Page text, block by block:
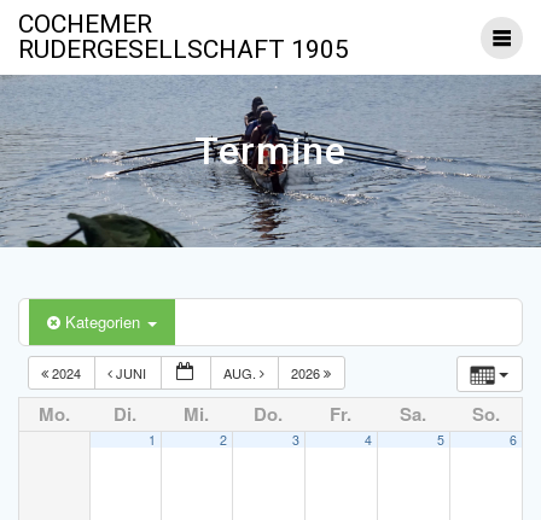
Inhalt
springen
COCHEMER
RUDERGESELLSCHAFT 1905
Termine
Kategorien
2024 JUNI AUG. 2026
Mo. Di. Mi. Do. Fr. Sa. So.
1 2 3 4 5 6